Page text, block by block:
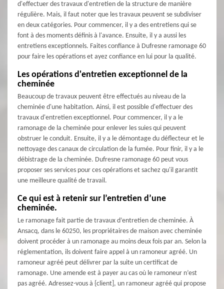
d'effectuer des travaux d'entretien de la structure de manière
régulière. Mais, il faut noter que les travaux peuvent se subdiviser
en deux catégories. Pour commencer, il y a des entretiens qui se
font à des moments définis à l'avance. Ensuite, il y a aussi les
entretiens exceptionnels. Faites confiance à Dufresne ramonage 60
pour faire les opérations et ayez confiance en lui pour la qualité.
Les opérations d'entretien exceptionnel de la
cheminée
Beaucoup de travaux peuvent être effectués au niveau de la
cheminée d'une habitation. Ainsi, il est possible d'effectuer des
travaux d'entretien exceptionnel. Pour commencer, il y a le
ramonage de la cheminée pour enlever les suies qui peuvent
obstruer le conduit. Ensuite, il y a le démontage du déflecteur et le
nettoyage des canaux de circulation de la fumée. Pour finir, il y a le
débistrage de la cheminée. Dufresne ramonage 60 peut vous
proposer ses services pour ces opérations et sachez qu'il garantit
une meilleure qualité de travail.
Ce qui est à retenir sur l’entretien d’une
cheminée.
Le ramonage fait partie de travaux d’entretien de cheminée. À
Ansacq, dans le 60250, les propriétaires de maison avec cheminée
doivent procéder à un ramonage au moins deux fois par an. Selon la
réglementation, ils doivent faire appel à un ramoneur agréé. Un
ramoneur agréé peut délivrer par la suite un certificat de
ramonage. Une amende est à payer au cas où le ramoneur n’est
pas agréé. Adressez-vous à {client], un ramoneur agréé qui propose